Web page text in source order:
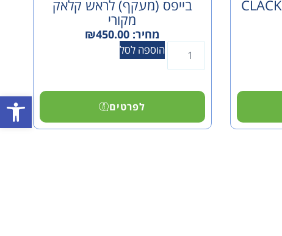
פתח
בייפס (מעקף) לראש קלאק
מקורי
מחיר: ₪450.00
הוספה לסל
לפרטים